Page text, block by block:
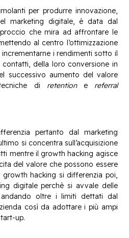
ISO 27001
le pagine consigliate.
per produrre innovazione,
marketing digitale, è data dal
che mira ad affrontare le
al centro l’ottimizzazione
i rendimenti sotto il
contatti, della loro conversione in
successivo aumento del valore
di retentione referral
pertanto dal marketing
si concentra sull’acquisizione
mentre il growth hacking agisce
del valore che possono essere
hacking si differenzia poi,
digitale perchè si avvale delle
andando oltre i limiti dettati dal
così da adottare i più ampi
up.